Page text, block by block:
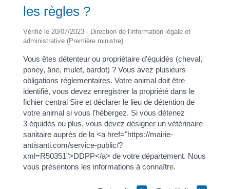
les règles ?
Vérifié le 20/07/2023 - Direction de l'information légale et
administrative (Première ministre)
Vous êtes détenteur ou propriétaire d’équidés (cheval,
poney, âne, mulet, bardot) ? Vous avez plusieurs
obligations réglementaires. Votre animal doit être
identifié, vous devez enregistrer la propriété dans le
fichier central Sire et déclarer le lieu de détention de
votre animal si vous l’hébergez. Si vous détenez
3 équidés ou plus, vous devez désigner un vétérinaire
sanitaire auprès de la <a href="https://mairie-
antisanti.com/service-public/?
xml=R50351">DDPP</a> de votre département. Nous
vous présentons les informations à connaître.